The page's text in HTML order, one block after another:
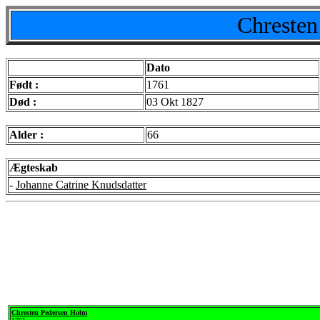
Dato
Født :
1761
Død :
03 Okt 1827
Alder : 66
Ægteskab
- Johanne Catrine Knudsdatter
Chresten Pedersen Holm